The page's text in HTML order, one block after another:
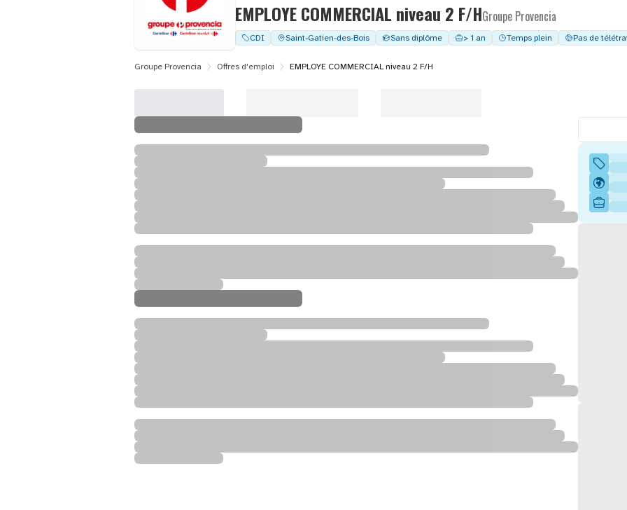
EMPLOYE COMMERCIAL niveau 2 F/HGroupe Provencia
CDI Saint-Gatien-des-Bois Sans diplôme > 1 an Temps plein Pas de
Groupe Provencia Offres d'emploi EMPLOYE COMMERCIAL niveau 2 F/H